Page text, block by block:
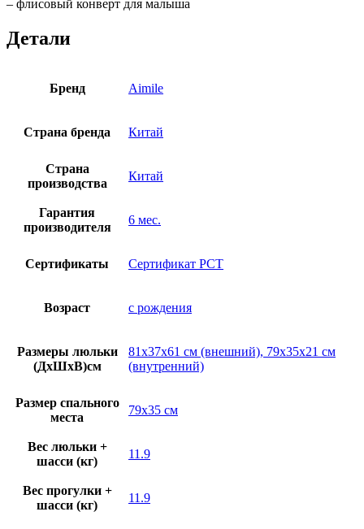
– флисовый конверт для малыша
Детали
Бренд Aimile
Страна бренда Китай
Страна
производства
Китай
Гарантия
производителя
6 мес.
Сертификаты Сертификат РСТ
Возраст с рождения
Размеры люльки
(ДхШхВ)см
81х37х61 см (внешний), 79х35х21 см
(внутренний)
Размер спального
места
79х35 см
Вес люльки +
шасси (кг)
11.9
Вес прогулки +
шасси (кг)
11.9